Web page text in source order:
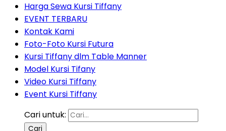
Harga Sewa Kursi Tiffany
EVENT TERBARU
Kontak Kami
Foto-Foto Kursi Futura
Kursi Tiffany dlm Table Manner
Model Kursi Tifany
Video Kursi Tiffany
Event Kursi Tiffany
Cari untuk: